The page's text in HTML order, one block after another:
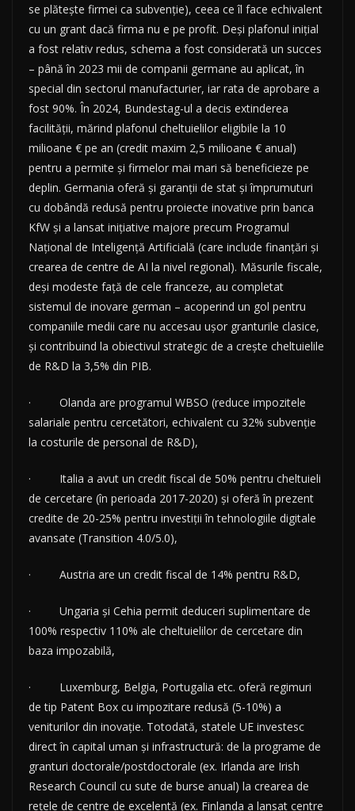
se plătește firmei ca subvenție), ceea ce îl face echivalent
cu un grant dacă firma nu e pe profit. Deși plafonul inițial
a fost relativ redus, schema a fost considerată un succes
– până în 2023 mii de companii germane au aplicat, în
special din sectorul manufacturier, iar rata de aprobare a
fost 90%. În 2024, Bundestag-ul a decis extinderea
facilității, mărind plafonul cheltuielilor eligibile la 10
milioane € pe an (credit maxim 2,5 milioane € anual)
pentru a permite și firmelor mai mari să beneficieze pe
deplin. Germania oferă și garanții de stat și împrumuturi
cu dobândă redusă pentru proiecte inovative prin banca
KfW și a lansat inițiative majore precum Programul
Național de Inteligență Artificială (care include finanțări și
crearea de centre de AI la nivel regional). Măsurile fiscale,
deși modeste față de cele franceze, au completat
sistemul de inovare german – acoperind un gol pentru
companiile medii care nu accesau ușor granturile clasice,
și contribuind la obiectivul strategic de a crește cheltuielile
de R&D la 3,5% din PIB.
· Olanda are programul WBSO (reduce impozitele
salariale pentru cercetători, echivalent cu 32% subvenție
la costurile de personal de R&D),
· Italia a avut un credit fiscal de 50% pentru cheltuieli
de cercetare (în perioada 2017-2020) și oferă în prezent
credite de 20-25% pentru investiții în tehnologiile digitale
avansate (Transition 4.0/5.0),
· Austria are un credit fiscal de 14% pentru R&D,
· Ungaria și Cehia permit deduceri suplimentare de
100% respectiv 110% ale cheltuielilor de cercetare din
baza impozabilă,
· Luxemburg, Belgia, Portugalia etc. oferă regimuri
de tip Patent Box cu impozitare redusă (5-10%) a
veniturilor din inovație. Totodată, statele UE investesc
direct în capital uman și infrastructură: de la programe de
granturi doctorale/postdoctorale (ex. Irlanda are Irish
Research Council cu sute de burse anual) la crearea de
rețele de centre de excelentă (ex. Finlanda a lansat centre